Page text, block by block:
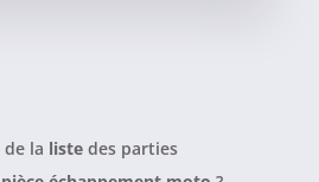
la listedes parties